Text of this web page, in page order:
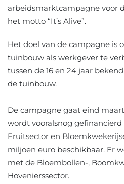
arbeidsmarktcampagne voor
het motto “It’s Alive”.
Het doel van de campagne is
tuinbouw als werkgever te
tussen de 16 en 24 jaar
de tuinbouw.
De campagne gaat eind
wordt vooralsnog
Fruitsector en
miljoen euro beschikbaar. Er
met de Bloembollen-,
Hovenierssector.